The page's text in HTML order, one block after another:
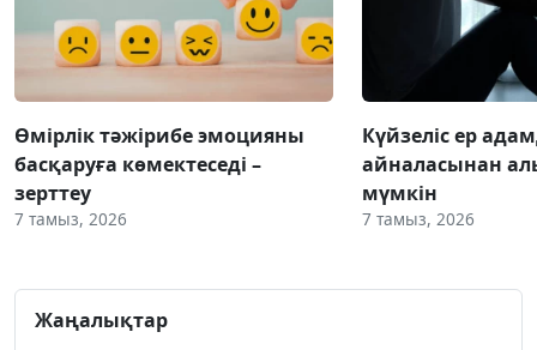
Өмірлік тәжірибе эмоцияны
басқаруға көмектеседі –
зерттеу
7 тамыз, 2026
Күйзеліс ер
айналасынан
мүмкін
7 тамыз, 2026
Жаңалықтар